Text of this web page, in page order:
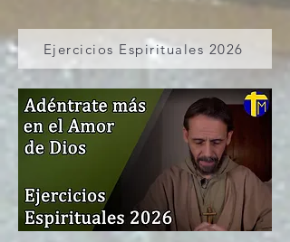
Ejercicios Espirituales 2026